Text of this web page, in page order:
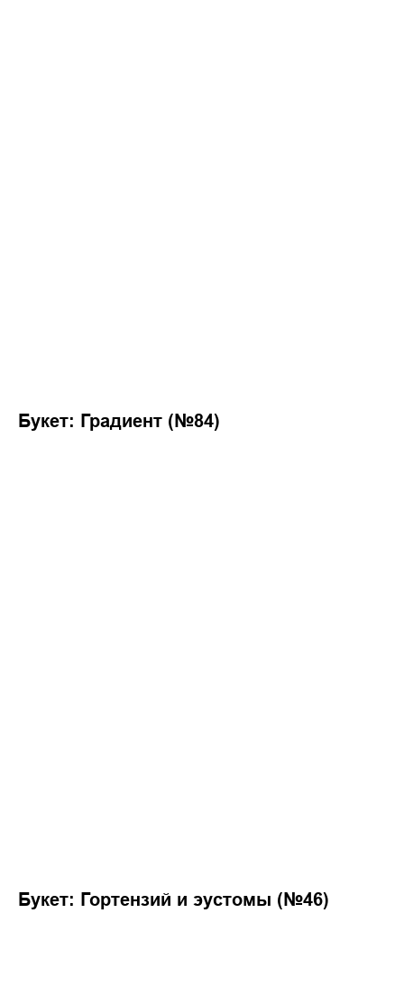
Букет: Градиент (№84)
Букет: Гортензий и эустомы (№46)